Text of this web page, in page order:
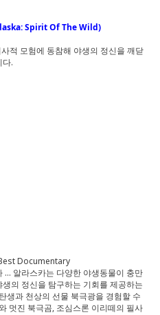
Spirit Of The Wild)
적 모험에 동참해 야생의 정신을 깨닫
다.
Documentary
알라스카는 다양한 야생동물이 충만
의 정신을 탐구하는 기회를 제공하는
생과 천상의 선물 북극광을 경험할 수
멋진 북극곰, 조심스론 이리떼의 필사